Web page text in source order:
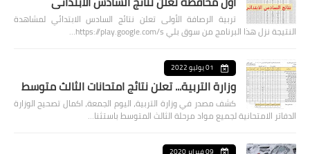
تربية الرصافة الأولى تعلن نتائج السادس الابتدائي لمشاهدة
النتيجة نزل هذا البرنامج من سوق بلي https://play.google.com/s…
01 يوليو 2022
وزارة التربية... تعلن نتائج امتحانات الثالث متوسط
كشف مصدر في وزارة التربية، اليوم الجمعة، اكمال تصحيح الوزارة
الدفاتر الامتحانية لجميع مواد مرحلة الثالث المتوسط باستثنا…